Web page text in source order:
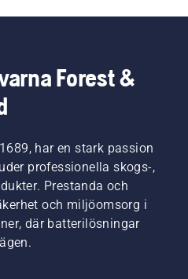
Forest &
har en stark passion
professionella skogs-,
Prestanda och
och miljöomsorg i
där batterilösningar